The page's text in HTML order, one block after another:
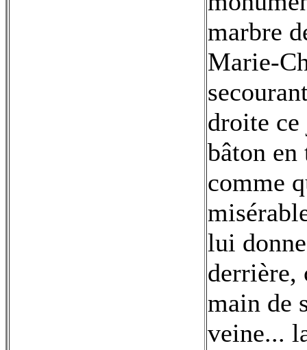
marbre
Marie-
droite ce
bâton en
comme
lui
derrière,
main de
veine...